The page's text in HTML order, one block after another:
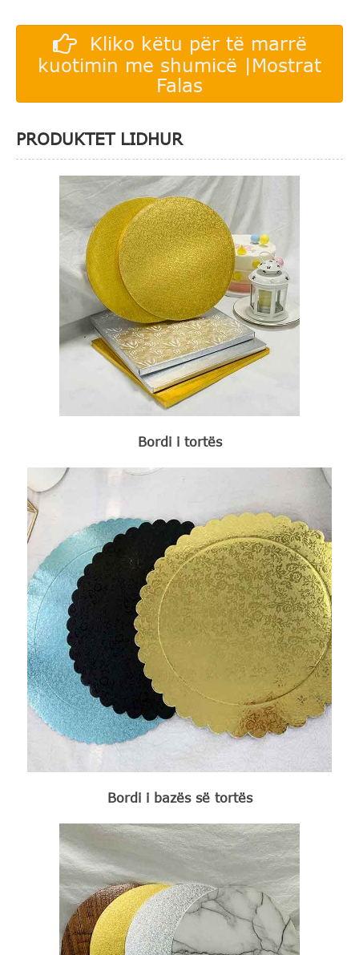
Kliko këtu për të marrë
kuotimin me shumicë |Mostrat
Falas
PRODUKTET LIDHUR
Bordi i tortës
Bordi i bazës së tortës